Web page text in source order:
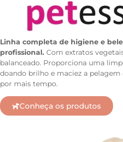
Linha completa de higiene e
profissional. Com extratos
balanceado. Proporciona uma
doando brilho e maciez a
por mais tempo.
Conheça os produtos